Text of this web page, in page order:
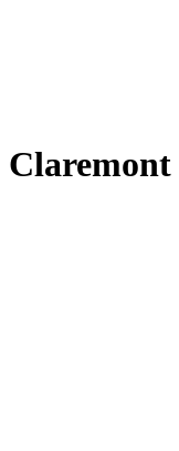
Claremont